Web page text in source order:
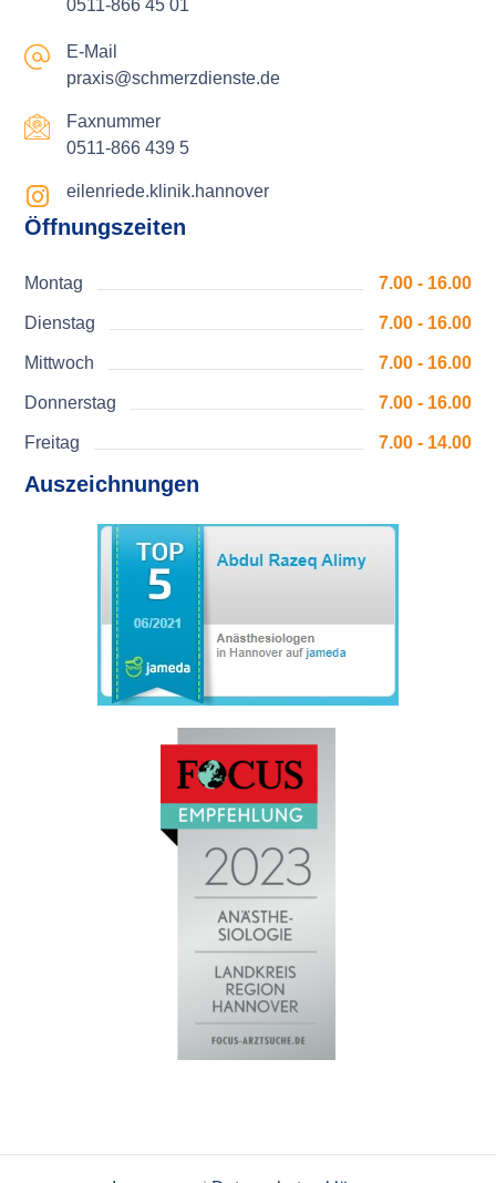
0511-866 45 01
E-Mail
praxis@schmerzdienste.de
Faxnummer
0511-866 439 5
eilenriede.klinik.hannover
Öffnungszeiten
Montag 7.00 - 16.00
Dienstag 7.00 - 16.00
Mittwoch 7.00 - 16.00
Donnerstag 7.00 - 16.00
Freitag 7.00 - 14.00
Auszeichnungen